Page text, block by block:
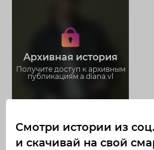
Архивная история
Получите доступ к архивным
публикациям a.diana.vl
Получите доступ к архивным
историям a.diana.vl
Не отвлекайтесь на рекламу
Загружайте истории без
ограничений
Смотри истории из
и скачивай на свой